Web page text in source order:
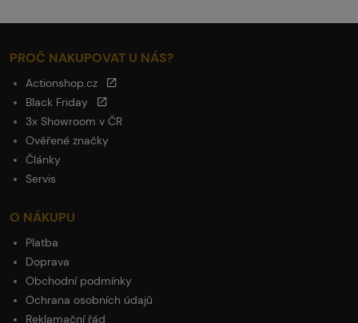
PROČ NAKUPOVAT U NÁS?
Actionshop.cz
Black Friday
3x Showroom v ČR
Ověřené značky
Články
Servis
O NÁKUPU
Platba
Doprava
Obchodní podmínky
Ochrana osobních údajů
Reklamační řád